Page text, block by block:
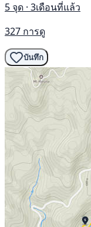
5 จุด · 3เดือนที่แล้ว
327 การดู
บันทึก